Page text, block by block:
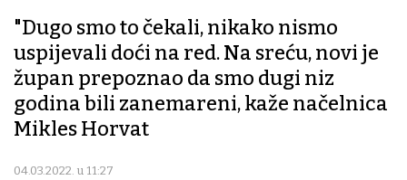
"Dugo smo to čekali, nikako nismo
uspijevali doći na red. Na sreću, novi je
župan prepoznao da smo dugi niz
godina bili zanemareni, kaže načelnica
Mikles Horvat
04.03.2022. u 11:27